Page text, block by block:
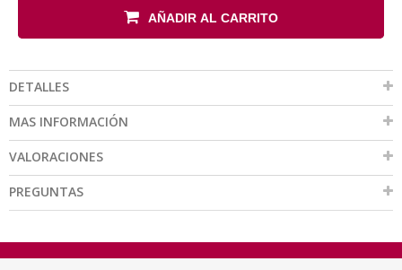
AÑADIR AL CARRITO
DETALLES
MAS INFORMACIÓN
VALORACIONES
PREGUNTAS